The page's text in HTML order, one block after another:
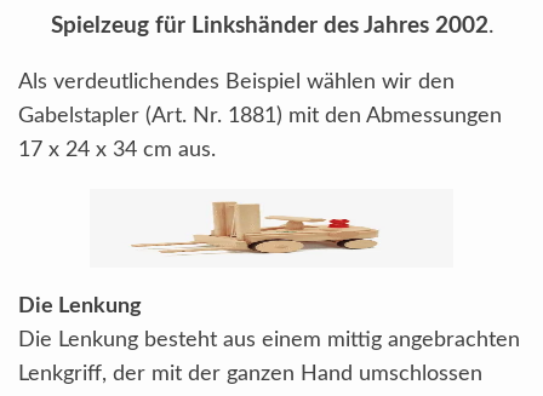
Spielzeug für Linkshänder des Jahres 2002.
Als verdeutlichendes Beispiel wählen wir den
Gabelstapler (Art. Nr. 1881) mit den Abmessungen
17 x 24 x 34 cm aus.
Die Lenkung
Die Lenkung besteht aus einem mittig angebrachten
Lenkgriff, der mit der ganzen Hand umschlossen